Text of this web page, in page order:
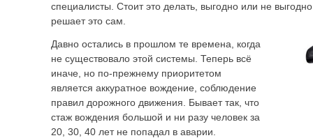
специалисты. Стоит это делать, выгодно или не
решает это сам.
Давно остались в прошлом те времена, когда
не существовало этой системы. Теперь всё
иначе, но по-прежнему приоритетом
является аккуратное вождение, соблюдение
правил дорожного движения. Бывает так, что
стаж вождения большой и ни разу человек за
20, 30, 40 лет не попадал в аварии.